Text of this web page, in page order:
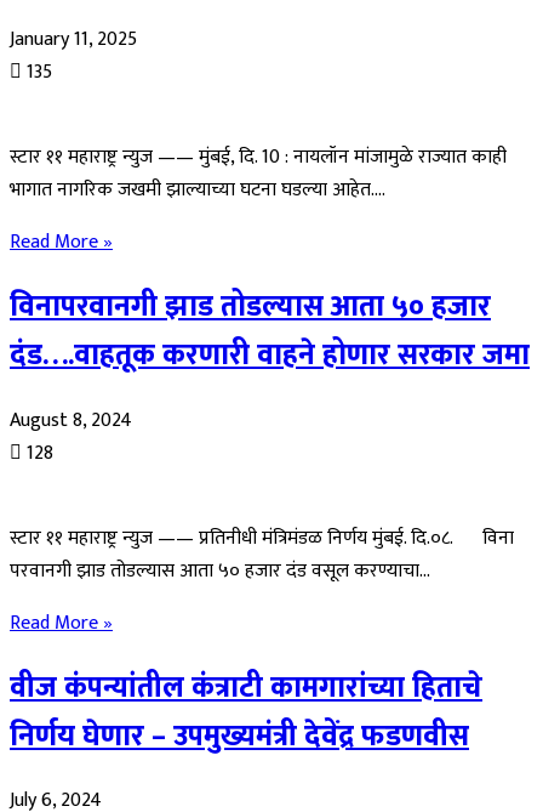
January 11, 2025
135
स्टार ११ महाराष्ट्र न्युज —— मुंबई, दि. 10 : नायलॉन मांजामुळे राज्यात काही
भागात नागरिक जखमी झाल्याच्या घटना घडल्या आहेत.…
Read More »
विनापरवानगी झाड तोडल्यास आता ५० हजार
दंड….वाहतूक करणारी वाहने होणार सरकार जमा
August 8, 2024
128
स्टार ११ महाराष्ट्र न्युज —— प्रतिनीधी मंत्रिमंडळ निर्णय मुंबई. दि.०८. विना
परवानगी झाड तोडल्यास आता ५० हजार दंड वसूल करण्याचा…
Read More »
वीज कंपन्यांतील कंत्राटी कामगारांच्या हिताचे
निर्णय घेणार – उपमुख्यमंत्री देवेंद्र फडणवीस
July 6, 2024